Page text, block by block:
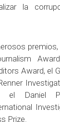
la
Award, el
el Daniel
Prize.